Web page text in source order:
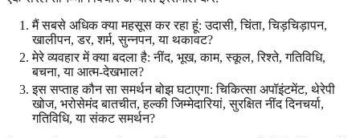
मैं सबसे अधिक क्या महसूस कर रहा हूं: उदासी, चिंता, चिड़चिड़ापन,
खालीपन, डर, शर्म, सुन्नपन, या थकावट?
मेरे व्यवहार में क्या बदला है: नींद, भूख, काम, स्कूल, रिश्ते, गतिविधि,
बचना, या आत्म-देखभाल?
इस सप्ताह कौन सा समर्थन बोझ घटाएगा: चिकित्सा अपॉइंटमेंट, थेरेपी
खोज, भरोसेमंद बातचीत, हल्की जिम्मेदारियां, सुरक्षित नींद दिनचर्या,
गतिविधि, या संकट समर्थन?